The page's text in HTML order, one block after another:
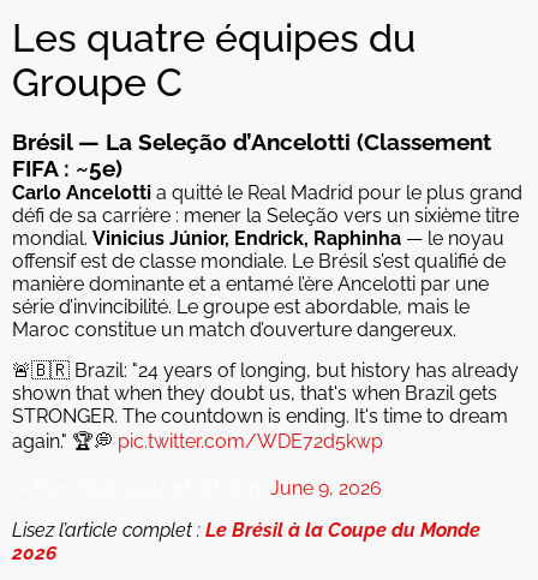
Les quatre équipes du
Groupe C
Brésil — La Seleção d’Ancelotti (Classement
FIFA : ~5e)
Carlo Ancelotti a quitté le Real Madrid pour le plus grand
défi de sa carrière : mener la Seleção vers un sixième titre
mondial. Vinicius Júnior, Endrick, Raphinha — le noyau
offensif est de classe mondiale. Le Brésil s’est qualifié de
manière dominante et a entamé l’ère Ancelotti par une
série d’invincibilité. Le groupe est abordable, mais le
Maroc constitue un match d’ouverture dangereux.
🚨🇧🇷 Brazil: "24 years of longing, but history has already
shown that when they doubt us, that's when Brazil gets
STRONGER. The countdown is ending. It's time to dream
again." 🏆💭 pic.twitter.com/WDE72d5kwp
June 9, 2026
Lisez l’article complet : Le Brésil à la Coupe du Monde
2026